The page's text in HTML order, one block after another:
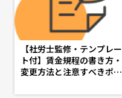
【社労士監修・テンプレー
ト付】賃金規程の書き方・
変更方法と注意すべきポイ
j）- 理想の人事へ、ショー